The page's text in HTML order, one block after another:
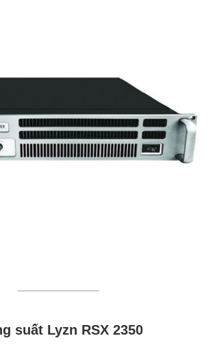
suất Lyzn RSX 2350